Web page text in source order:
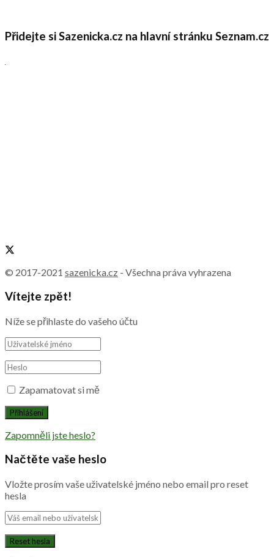
Přidejte si Sazenicka.cz na hlavní stránku Seznam.cz
© 2017-2021 sazenicka.cz - Všechna práva vyhrazena
Vítejte zpět!
Níže se přihlaste do vašeho účtu
Zapamatovat si mě
Zapomněli jste heslo?
Načtěte vaše heslo
Vložte prosím vaše uživatelské jméno nebo email pro reset
hesla